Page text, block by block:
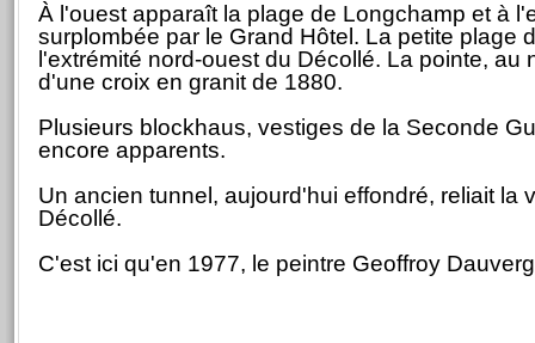
À l'ouest apparaît la plage de Longchamp et à
surplombée par le Grand Hôtel. La petite plage
l'extrémité nord-ouest du Décollé. La pointe, au
d'une croix en granit de 1880.
Plusieurs blockhaus, vestiges de la Seconde
encore apparents.
Un ancien tunnel, aujourd'hui effondré, reliait la
Décollé.
C'est ici qu'en 1977, le peintre Geoffroy